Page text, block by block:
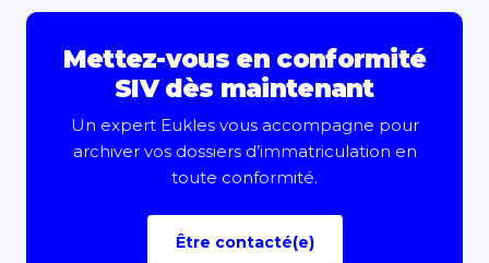
Mettez-vous en conformité
SIV dès maintenant
Un expert Eukles vous accompagne pour
archiver vos dossiers d’immatriculation en
toute conformité.
Être contacté(e)